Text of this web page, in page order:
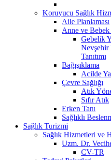
Koruyucu Sağlık
Aile Planlaması
Anne ve Bebek
Gebelik
Nevşehir
Tanıtımı
Bağışıklama
Acilde
Çevre Sağlığı
Atık
Sıfır Atık
Erken Tanı
Sağlıklı
Sağlık Turizmi
Sağlık Hizmetleri ve
Uzm. Dr.
CV-TR